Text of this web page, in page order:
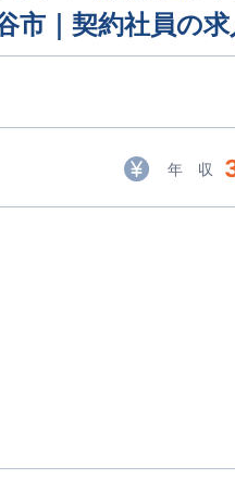
市｜契約社員の求
年 収